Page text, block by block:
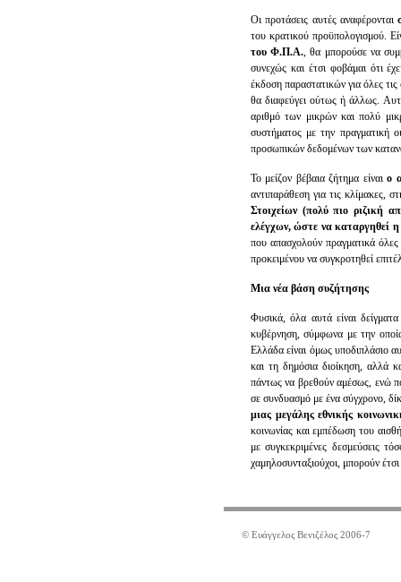
Οι προτάσεις αυτές αναφέρονται
του κρατικού προϋπολογισμού.
του Φ.Π.Α., θα μπορούσε να
συνεχώς και έτσι φοβάμαι ότι
έκδοση παραστατικών για όλες
θα διαφεύγει ούτως ή άλλως.
αριθμό των μικρών και πολύ
συστήματος με την πραγματική
προσωπικών δεδομένων των
Το μείζον βέβαια ζήτημα είναιο
αντιπαράθεση για τις κλίμακες,
Στοιχείων (πολύ πιο ριζική
ελέγχων, ώστε να καταργηθεί
που απασχολούν πραγματικά όλες
προκειμένου να συγκροτηθεί
Μια νέα βάση συζήτησης
Φυσικά, όλα αυτά είναι
κυβέρνηση, σύμφωνα με την
Ελλάδα είναι όμως υποδιπλάσιο
και τη δημόσια διοίκηση, αλλά
πάντως να βρεθούν αμέσως, ενώ
σε συνδυασμό με ένα σύγχρονο,
μιας μεγάλης εθνικής
κοινωνίας και εμπέδωση του
με συγκεκριμένες δεσμεύσεις
χαμηλοσυνταξιούχοι, μπορούν
© Ευάγγελος Βενιζέλος 2006-7